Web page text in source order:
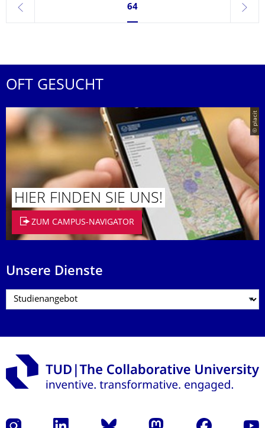
zurück
Seite 64, aktuell ausgewählt
64
weiter
OFT GESUCHT
© placit
HIER FINDEN SIE UNS!
ZUM CAMPUS-NAVIGATOR
Unsere Dienste
Instagram LinkedIn Bluesky Mastodon Facebook